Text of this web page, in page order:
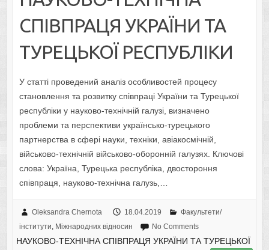
СПІВПРАЦЯ УКРАЇНИ ТА
ТУРЕЦЬКОЇ РЕСПУБЛІКИ
У статті проведений аналіз особливостей процесу
становлення та розвитку співпраці України та Турецької
республіки у науково-технічній галузі, визначено
проблеми та перспективи українсько-турецького
партнерства в сфері науки, техніки, авіакосмічній,
військово-технічній військово-оборонній галузях. Ключові
слова: Україна, Турецька республіка, двостороння
співпраця, науково-технічна галузь,…
Oleksandra Chernota 18.04.2019
Факультети/
інститути, Міжнародних відносин No Comments
НАУКОВО-ТЕХНІЧНА СПІВПРАЦЯ УКРАЇНИ ТА ТУРЕЦЬКОЇ